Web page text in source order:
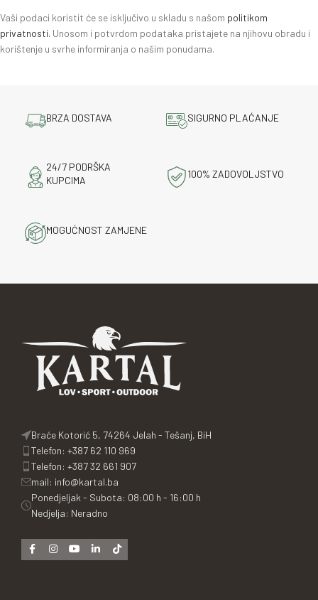
Vaši podaci koristit će se isključivo u skladu s našom politikom
privatnosti. Unosom i potvrdom podataka pristajete na njihovu obradu i
korištenje u svrhe informiranja o našim ponudama.
BRZA DOSTAVA SIGURNO PLAĆANJE
24/7 PODRŠKA
KUPCIMA
100% ZADOVOLJSTVO
MOGUĆNOST ZAMJENE
Braće Kotorić 5, 74264 Jelah - Tešanj, BiH
Telefon: +387 62 110 969
Telefon: +387 32 661 907
mail: info@kartal.ba
Ponedjeljak - Subota: 08:00 h - 16:00 h
Nedjelja: Neradno